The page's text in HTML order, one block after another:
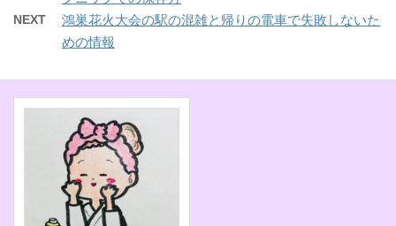
NEXT
鴻巣花火大会の駅の混雑と帰りの電車で失敗しないた
めの情報